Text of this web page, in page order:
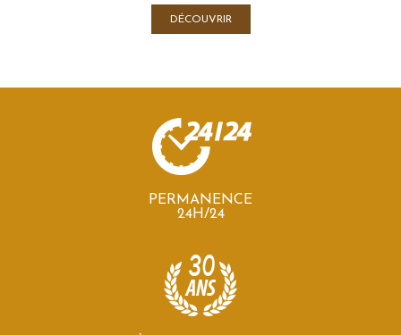
DÉCOUVRIR
PERMANENCE
24H/24